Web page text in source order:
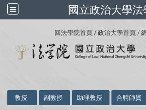
國立政治大學法
回法學院首頁 / 政治大學首頁 /
教授 副教授 助理教授 合聘師資